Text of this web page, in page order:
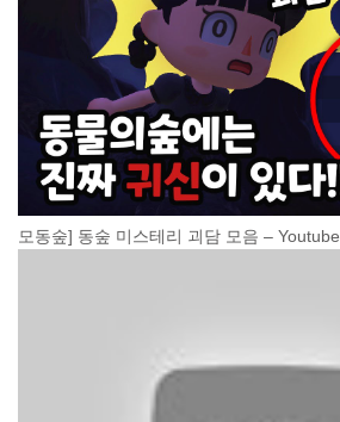
모동숲] 동숲 미스테리 괴담 모음 – Youtube